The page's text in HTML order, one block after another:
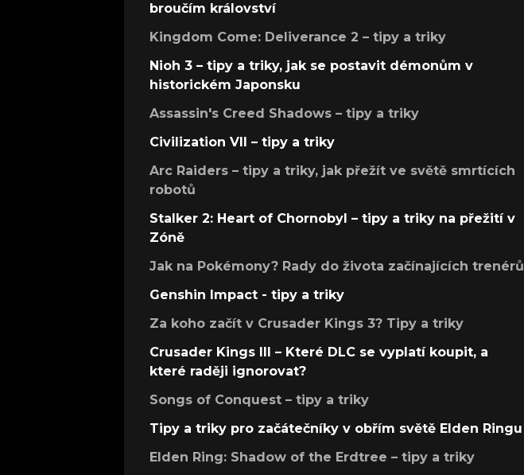
broučím království
Kingdom Come: Deliverance 2 – tipy a triky
Nioh 3 – tipy a triky, jak se postavit démonům v
historickém Japonsku
Assassin's Creed Shadows – tipy a triky
Civilization VII – tipy a triky
Arc Raiders – tipy a triky, jak přežít ve světě smrtících
robotů
Stalker 2: Heart of Chornobyl – tipy a triky na přežití v
Zóně
Jak na Pokémony? Rady do života začínajících trenérů
Genshin Impact - tipy a triky
Za koho začít v Crusader Kings 3? Tipy a triky
Crusader Kings III – Které DLC se vyplatí koupit, a
které raději ignorovat?
Songs of Conquest – tipy a triky
Tipy a triky pro začátečníky v obřím světě Elden Ringu
Elden Ring: Shadow of the Erdtree – tipy a triky